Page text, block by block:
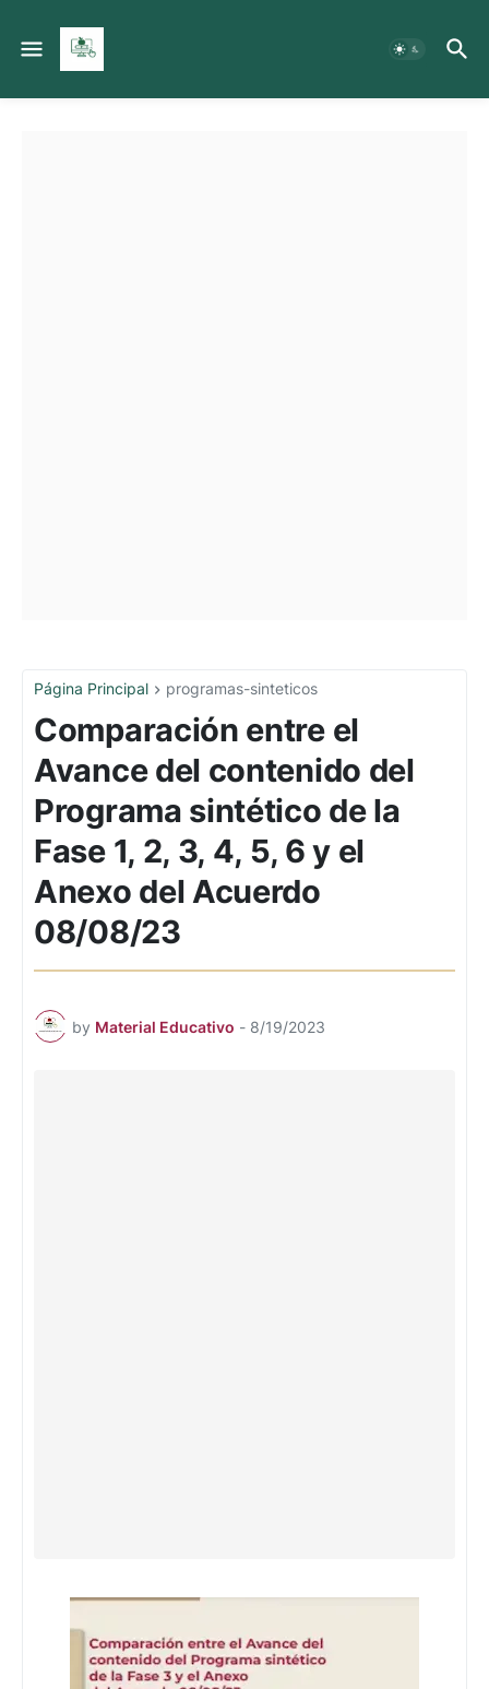
Página Principal programas-sinteticos
Comparación entre el
Avance del contenido del
Programa sintético de la
Fase 1, 2, 3, 4, 5, 6 y el
Anexo del Acuerdo
08/08/23
by Material Educativo - 8/19/2023